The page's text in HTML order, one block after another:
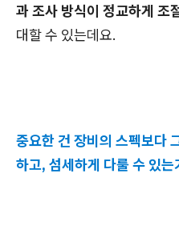
과 조사 방식이 정교하게 조
대할 수 있는데요.
중요한 건 장비의 스펙보다
하고, 섬세하게 다룰 수 있는